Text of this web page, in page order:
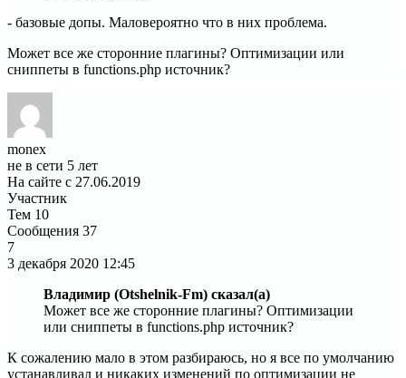
- базовые допы. Маловероятно что в них проблема.
Может все же сторонние плагины? Оптимизации или
сниппеты в functions.php источник?
monex
не в сети 5 лет
На сайте с 27.06.2019
Участник
Тем 10
Сообщения 37
7
3 декабря 2020 12:45
Владимир (Otshelnik-Fm) сказал(а)
Может все же сторонние плагины? Оптимизации
или сниппеты в functions.php источник?
К сожалению мало в этом разбираюсь, но я все по умолчанию
устанавливал и никаких изменений по оптимизации не